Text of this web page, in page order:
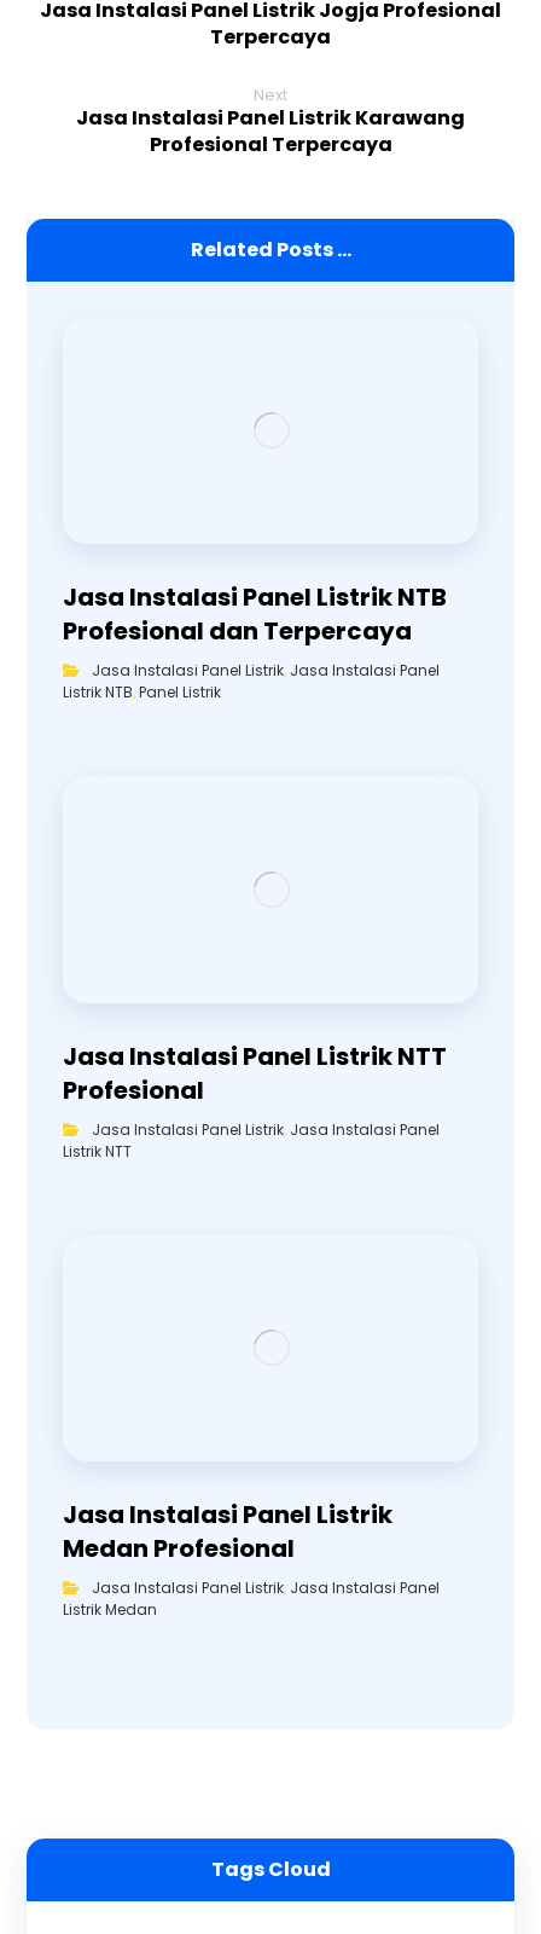
Jasa Instalasi Panel Listrik Jogja Profesional
Terpercaya
Next
Jasa Instalasi Panel Listrik Karawang
Profesional Terpercaya
Related Posts ...
Jasa Instalasi Panel Listrik NTB
Profesional dan Terpercaya
Jasa Instalasi Panel Listrik, Jasa Instalasi Panel
Listrik NTB,Panel Listrik
Jasa Instalasi Panel Listrik NTT
Profesional
Jasa Instalasi Panel Listrik, Jasa Instalasi Panel
Listrik NTT
Jasa Instalasi Panel Listrik
Medan Profesional
Jasa Instalasi Panel Listrik, Jasa Instalasi Panel
Listrik Medan
Tags Cloud